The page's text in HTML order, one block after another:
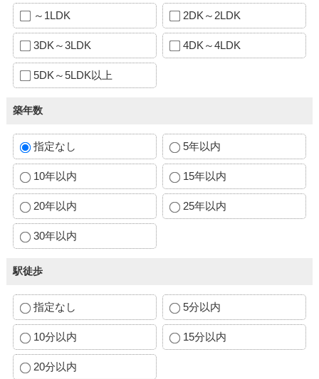
～1LDK 2DK～2LDK
3DK～3LDK 4DK～4LDK
5DK～5LDK以上
築年数
指定なし 5年以内
10年以内 15年以内
20年以内 25年以内
30年以内
駅徒歩
指定なし 5分以内
10分以内 15分以内
20分以内